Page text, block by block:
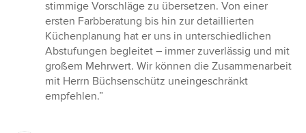
stimmige Vorschläge zu übersetzen. Von einer
ersten Farbberatung bis hin zur detaillierten
Küchenplanung hat er uns in unterschiedlichen
Abstufungen begleitet – immer zuverlässig und mit
großem Mehrwert. Wir können die Zusammenarbeit
mit Herrn Büchsenschütz uneingeschränkt
empfehlen.”